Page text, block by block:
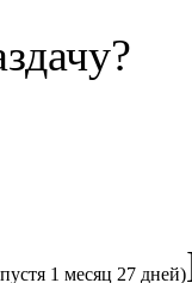
1 месяц 27 дней)